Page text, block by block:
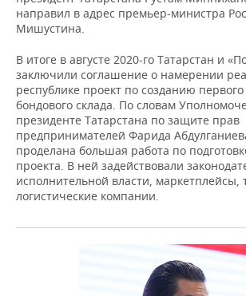
направил в адрес премьер-министра
Мишустина.
В итоге в августе 2020-го Татарстан и
заключили соглашение о намерении
республике проект по созданию
бондового склада. По словам
президенте Татарстана по защите прав
предпринимателей Фарида
проделана большая работа по
проекта. В ней задействовали
исполнительной власти, маркетплейсы,
логистические компании.